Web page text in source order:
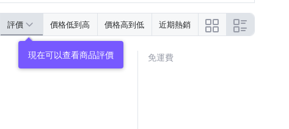
評價 價格低到高 價格高到低 近期熱銷
現在可以查看商品評價 免運費